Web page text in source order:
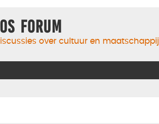
Forum
over cultuur en maatschappij